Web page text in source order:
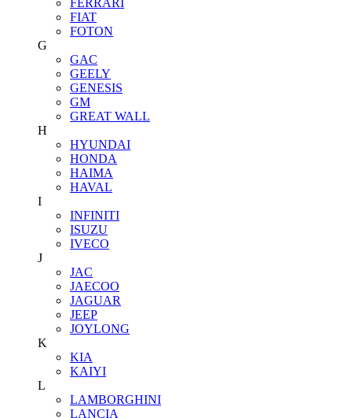
FIAT
FOTON
G
GAC
GEELY
GENESIS
GM
GREAT WALL
H
HYUNDAI
HONDA
HAIMA
HAVAL
I
INFINITI
ISUZU
IVECO
J
JAC
JAECOO
JAGUAR
JEEP
JOYLONG
K
KIA
KAIYI
L
LAMBORGHINI
LANCIA